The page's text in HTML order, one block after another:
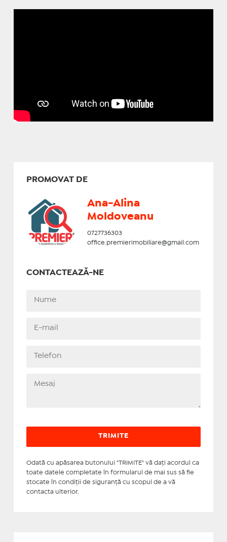
PROMOVAT DE
Ana-Alina
Moldoveanu
0727736303
office.premierimobiliare@gmail.com
CONTACTEAZĂ-NE
Odată cu apăsarea butonului "TRIMITE" vă daţi acordul ca
toate datele completate în formularul de mai sus să fie
stocate în condiţii de siguranţă cu scopul de a vă
contacta ulterior.